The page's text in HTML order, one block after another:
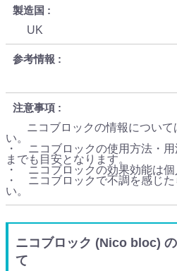
製造国
UK
参考情報
注意事項
ニコブロックの情報につい
い。
・ ニコブロックの使用方法・用
までも目安となります。
・ ニコブロックの効果効能は個
・ ニコブロックで不調を感じ
い。
ニコブロック (Nico bloc)
て